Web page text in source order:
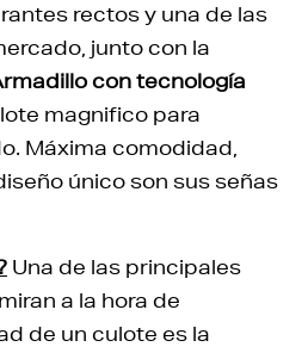
rectos y una de las
junto con la
con tecnología
magnifico para
Máxima comodidad,
único son sus señas
Una de las principales
a la hora de
de un culote es la